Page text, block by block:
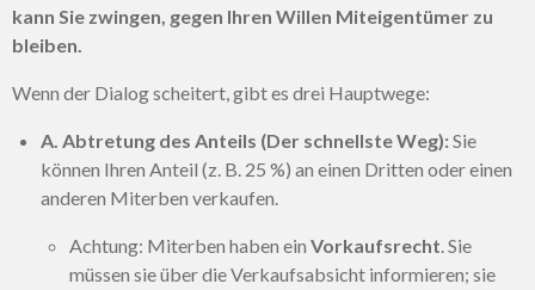
kann Sie zwingen, gegen Ihren Willen Miteigentümer zu
bleiben.
Wenn der Dialog scheitert, gibt es drei Hauptwege:
A. Abtretung des Anteils (Der schnellste Weg):Sie
können Ihren Anteil (z. B. 25 %) an einen Dritten oder einen
anderen Miterben verkaufen.
Achtung: Miterben haben ein Vorkaufsrecht. Sie
müssen sie über die Verkaufsabsicht informieren; sie